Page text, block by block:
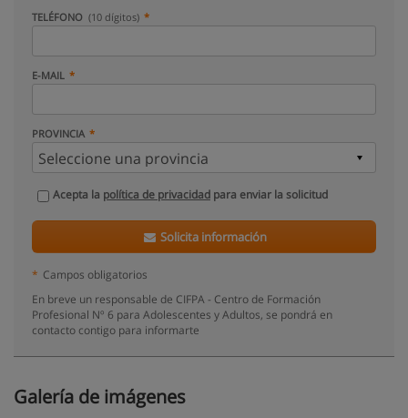
TELÉFONO (10 dígitos)
E-MAIL
PROVINCIA
Acepta la política de privacidad para enviar la solicitud
Solicita información
* Campos obligatorios
En breve un responsable de CIFPA - Centro de Formación
Profesional Nº 6 para Adolescentes y Adultos, se pondrá en
contacto contigo para informarte
Galería de imágenes